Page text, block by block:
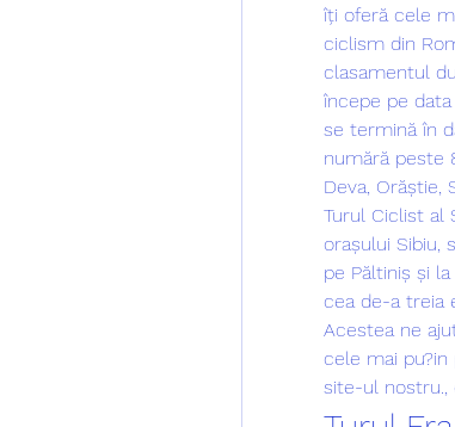
îți oferă cele
ciclism din
clasamentul
începe pe
se termină în
numără peste
Deva, Orăștie,
Turul Ciclist al
orașului Sibiu,
pe Păltiniș și
cea de-a treia
Acestea ne
cele mai
site-ul nostru.,